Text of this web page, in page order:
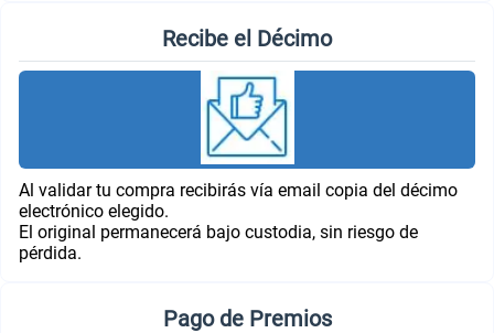
Recibe el Décimo
Al validar tu compra recibirás vía email copia del décimo
electrónico elegido.
El original permanecerá bajo custodia, sin riesgo de
pérdida.
Pago de Premios